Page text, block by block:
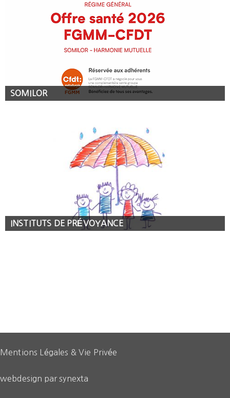
SOMILOR
INSTITUTS DE PRÉVOYANCE
Mentions Légales & Vie Privée
webdesign par synexta